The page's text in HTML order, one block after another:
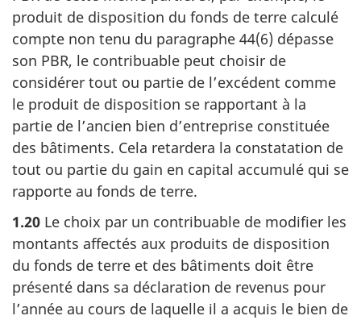
produit de disposition du fonds de terre calculé
compte non tenu du paragraphe 44(6) dépasse
son PBR, le contribuable peut choisir de
considérer tout ou partie de l’excédent comme
le produit de disposition se rapportant à la
partie de l’ancien bien d’entreprise constituée
des bâtiments. Cela retardera la constatation de
tout ou partie du gain en capital accumulé qui se
rapporte au fonds de terre.
1.20 Le choix par un contribuable de modifier les
montants affectés aux produits de disposition
du fonds de terre et des bâtiments doit être
présenté dans sa déclaration de revenus pour
l’année au cours de laquelle il a acquis le bien de